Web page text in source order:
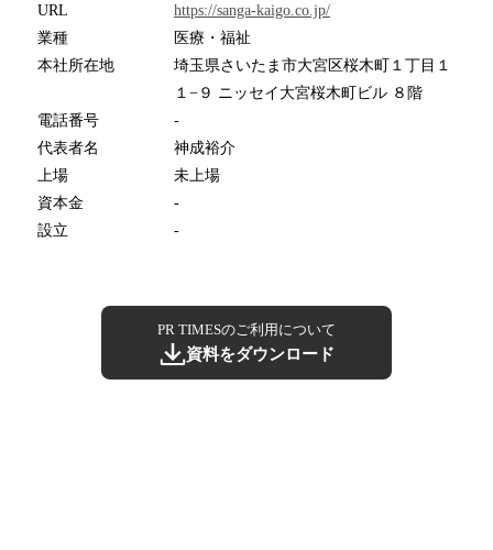
URL
https://sanga-kaigo.co.jp/
業種
医療・福祉
本社所在地
埼玉県さいたま市大宮区桜木町１丁目１
１−９ ニッセイ大宮桜木町ビル ８階
電話番号
-
代表者名
神成裕介
上場
未上場
資本金
-
設立
-
PR TIMESのご利用について
資料をダウンロード